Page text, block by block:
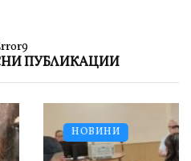
ПУБЛИКАЦИИ